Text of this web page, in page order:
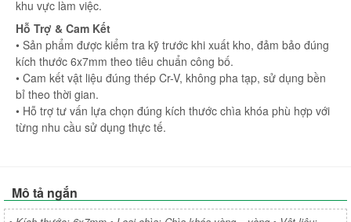
khu vực làm việc.
Hỗ Trợ & Cam Kết
• Sản phẩm được kiểm tra kỹ trước khi xuất kho, đảm bảo đúng
kích thước 6x7mm theo tiêu chuẩn công bố.
• Cam kết vật liệu đúng thép Cr-V, không pha tạp, sử dụng bền
bỉ theo thời gian.
• Hỗ trợ tư vấn lựa chọn đúng kích thước chìa khóa phù hợp với
từng nhu cầu sử dụng thực tế.
Mô tả ngắn